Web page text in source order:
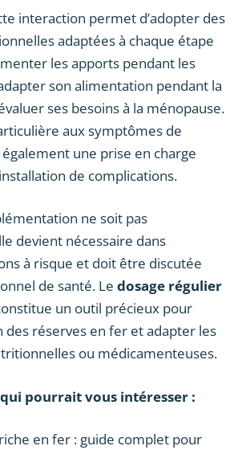
interaction permet d’adopter des
adaptées à chaque étape
les apports pendant les
son alimentation pendant la
ses besoins à la ménopause.
aux symptômes de
une prise en charge
de complications.
ne soit pas
devient nécessaire dans
à risque et doit être discutée
de santé. Le dosage régulier
un outil précieux pour
des réserves en fer et adapter les
ou médicamenteuses.
pourrait vous intéresser :
en fer : guide complet pour